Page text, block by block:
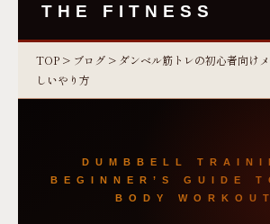
THE FITNESS
TOP > ブログ > ダンベル筋トレの初心者向け
しいやり方
DUMBBELL
BEGINNER’S GUIDE
BODY